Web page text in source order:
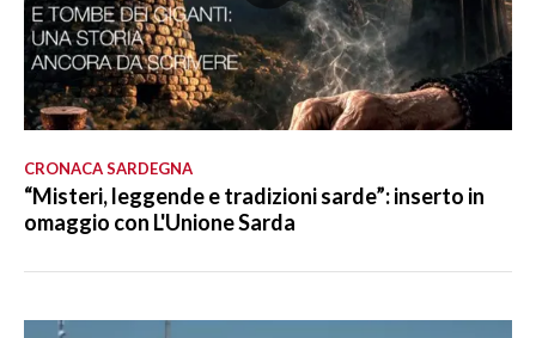
CRONACA SARDEGNA
“Misteri, leggende e tradizioni sarde”: inserto in
omaggio con L'Unione Sarda